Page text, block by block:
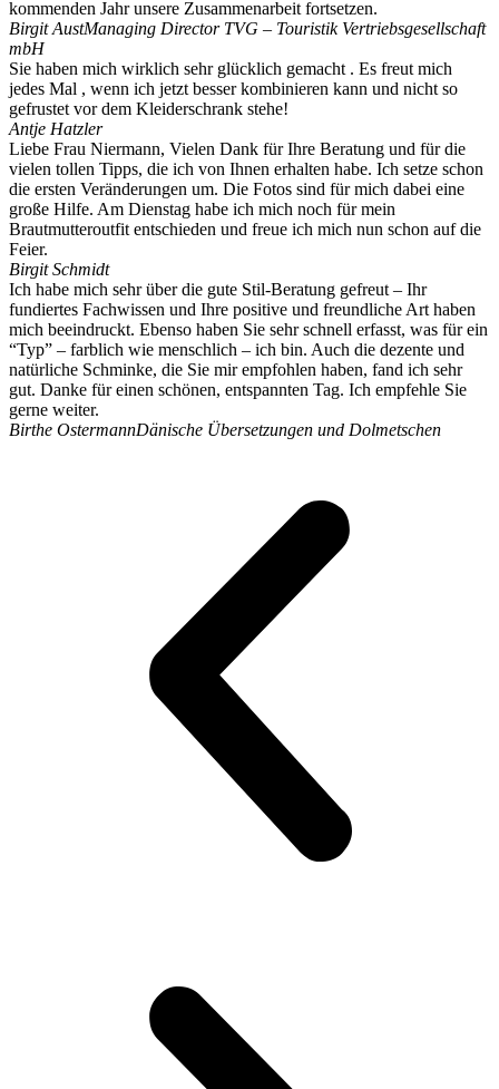
kommenden Jahr unsere Zusammenarbeit fortsetzen.
Birgit AustManaging Director TVG – Touristik Vertriebsgesellschaft
mbH
Sie haben mich wirklich sehr glücklich gemacht . Es freut mich
jedes Mal , wenn ich jetzt besser kombinieren kann und nicht so
gefrustet vor dem Kleiderschrank stehe!
Antje Hatzler
Liebe Frau Niermann, Vielen Dank für Ihre Beratung und für die
vielen tollen Tipps, die ich von Ihnen erhalten habe. Ich setze schon
die ersten Veränderungen um. Die Fotos sind für mich dabei eine
große Hilfe. Am Dienstag habe ich mich noch für mein
Brautmutteroutfit entschieden und freue ich mich nun schon auf die
Feier.
Birgit Schmidt
Ich habe mich sehr über die gute Stil-Beratung gefreut – Ihr
fundiertes Fachwissen und Ihre positive und freundliche Art haben
mich beeindruckt. Ebenso haben Sie sehr schnell erfasst, was für ein
“Typ” – farblich wie menschlich – ich bin. Auch die dezente und
natürliche Schminke, die Sie mir empfohlen haben, fand ich sehr
gut. Danke für einen schönen, entspannten Tag. Ich empfehle Sie
gerne weiter.
Birthe OstermannDänische Übersetzungen und Dolmetschen